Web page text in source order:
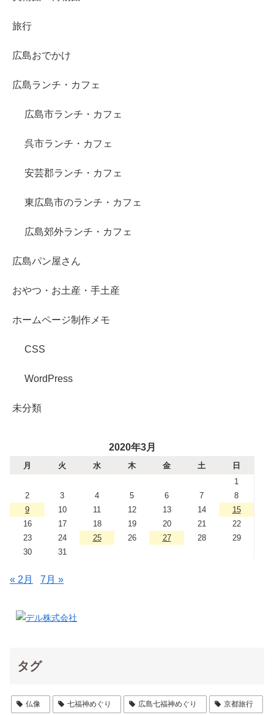
旅行
広島おでかけ
広島ランチ・カフェ
広島市ランチ・カフェ
呉市ランチ・カフェ
安芸郡ランチ・カフェ
東広島市のランチ・カフェ
広島郊外ランチ・カフェ
広島パン屋さん
おやつ・お土産・手土産
ホームページ制作メモ
CSS
WordPress
未分類
2020年3月
月 火 水 木 金 土
日
1
2
3 4 5 6 7
8
9
10 11 12 13 14
15
16
17 18 19 20 21
22
23
24 25 26 27 28
29
30
31
« 2月 7月 »
タグ
仏像 七福神めぐり 広島七福神めぐり 京都旅行